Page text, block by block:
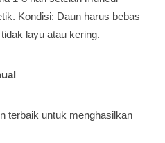
Kondisi: Daun harus bebas
layu atau kering.
terbaik untuk menghasilkan